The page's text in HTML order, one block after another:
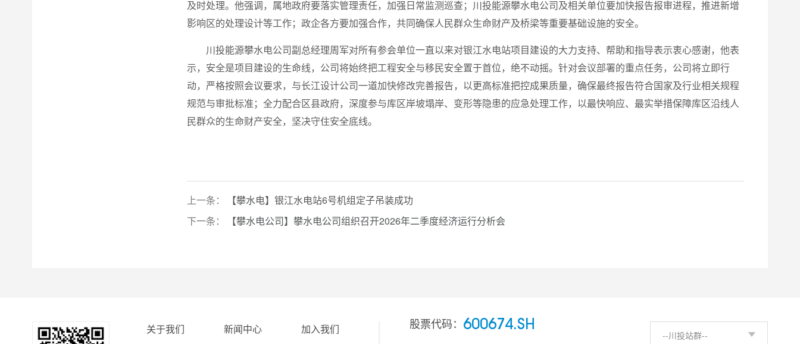
及时处理。他强调，属地政府要落实管理责任，加强日常监测巡查；川投能源攀水电公司及相关单位要加快报告报审进程，推进新增
影响区的处理设计等工作；政企各方要加强合作，共同确保人民群众生命财产及桥梁等重要基础设施的安全。
川投能源攀水电公司副总经理周军对所有参会单位一直以来对银江水电站项目建设的大力支持、帮助和指导表示衷心感谢，他表
示，安全是项目建设的生命线，公司将始终把工程安全与移民安全置于首位，绝不动摇。针对会议部署的重点任务，公司将立即行
动，严格按照会议要求，与长江设计公司一道加快修改完善报告，以更高标准把控成果质量，确保最终报告符合国家及行业相关规程
规范与审批标准；全力配合区县政府，深度参与库区岸坡塌岸、变形等隐患的应急处理工作，以最快响应、最实举措保障库区沿线人
民群众的生命财产安全，坚决守住安全底线。
上一条：
【攀水电】银江水电站6号机组定子吊装成功
下一条：
【攀水电公司】攀水电公司组织召开2026年二季度经济运行分析会
关于我们 新闻中心 加入我们 股票代码： 600674.SH
--川投站群--